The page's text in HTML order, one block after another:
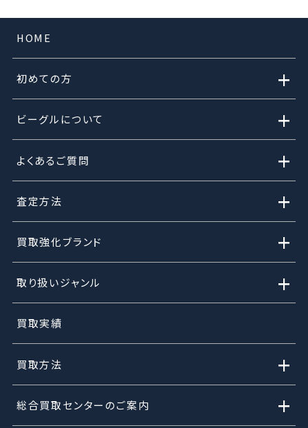
HOME
初めての方 +
ビーグルについて +
よくあるご質問 +
査定方法 +
買取強化ブランド +
取り扱いジャンル +
買取実績
買取方法 +
総合買取センターのご案内 +